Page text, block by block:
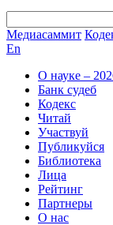
Медиасаммит
En
О науке –
Банк судеб
Кодекс
Читай
Участвуй
Публикуйся
Библиотека
Лица
Рейтинг
Партнеры
О нас